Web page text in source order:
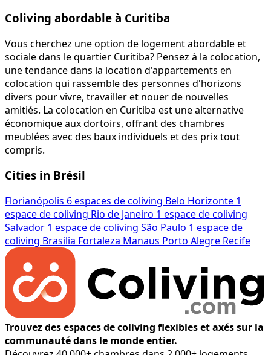
Coliving abordable à Curitiba
Vous cherchez une option de logement abordable et
sociale dans le quartier Curitiba? Pensez à la colocation,
une tendance dans la location d'appartements en
colocation qui rassemble des personnes d'horizons
divers pour vivre, travailler et nouer de nouvelles
amitiés. La colocation en Curitiba est une alternative
économique aux dortoirs, offrant des chambres
meublées avec des baux individuels et des prix tout
compris.
Cities in Brésil
Florianópolis 6 espaces de coliving Belo Horizonte 1
espace de coliving Rio de Janeiro 1 espace de coliving
Salvador 1 espace de coliving São Paulo 1 espace de
coliving Brasilia Fortaleza Manaus Porto Alegre Recife
Trouvez des espaces de coliving flexibles et axés sur la
communauté dans le monde entier.